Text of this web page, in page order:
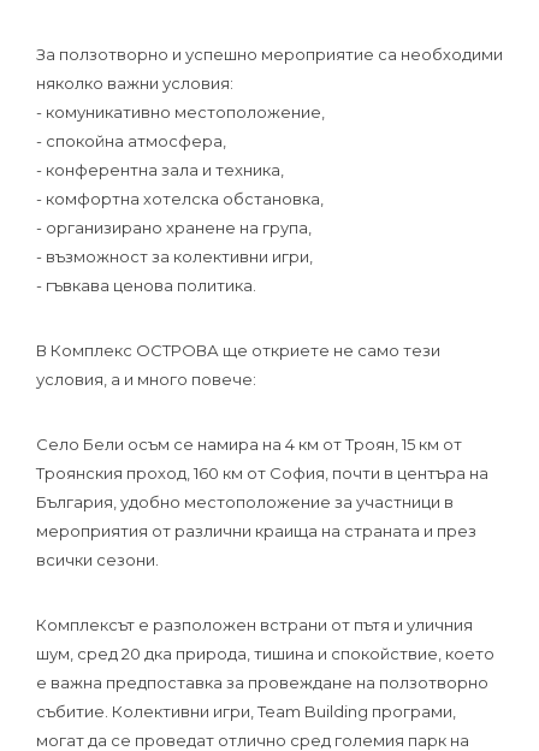
За ползотворно и успешно мероприятие са необходими
няколко важни условия:
- комуникативно местоположение,
- спокойна атмосфера,
- конферентна зала и техника,
- комфортна хотелска обстановка,
- организирано хранене на група,
- възможност за колективни игри,
- гъвкава ценова политика.
В Комплекс ОСТРОВА ще откриете не само тези
условия, а и много повече:
Село Бели осъм се намира на 4 км от Троян, 15 км от
Троянския проход, 160 км от София, почти в центъра на
България, удобно местоположение за участници в
мероприятия от различни краища на страната и през
всички сезони.
Комплексът е разположен встрани от пътя и уличния
шум, сред 20 дка природа, тишина и спокойствие, което
е важна предпоставка за провеждане на ползотворно
събитие. Колективни игри, Team Building програми,
могат да се проведат отлично сред големия парк на